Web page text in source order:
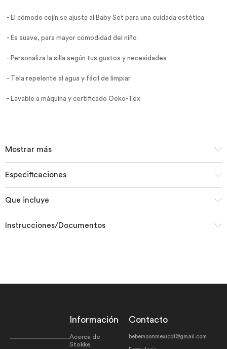
- El cómodo cojín se ajusta al Baby Set para una cuidada estética
- Es suave, para mayor comodidad del niño
- Personaliza la silla según tus gustos y necesidades
- Tela repelente al agua y fácil de limpiar
- Lavable a máquina y certificado Oeko-Tex
Mostrar más
Especificaciones
Que incluye
Instrucciones/Documentos
Información
Acerca de
Stokke
Contacto
bebemoonmexico1@gmail.com